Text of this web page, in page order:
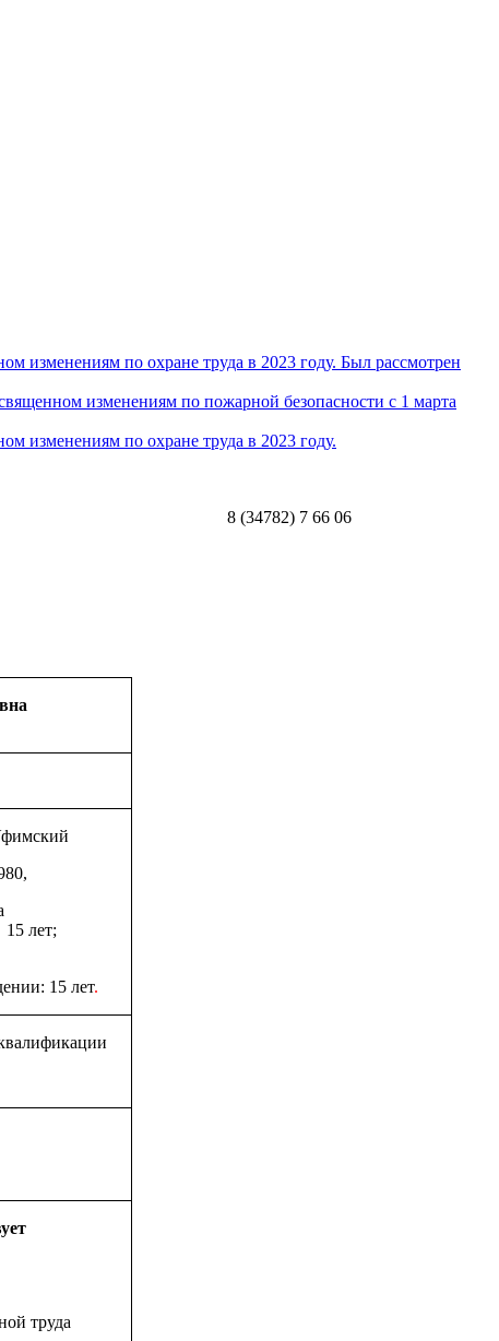
по охране труда в 2023 году. Был рассмотрен
изменениям по пожарной безопасности с 1 марта
по охране труда в 2023 году.
8 (34782) 7 66 06
лет;
15 лет.
труда